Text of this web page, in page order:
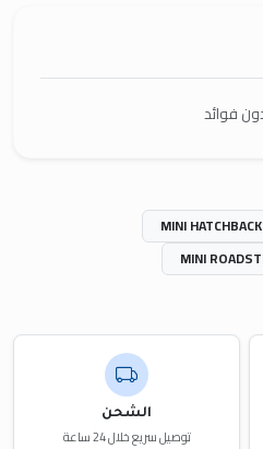
فوائد
MINI
MINI
الشحن
توصيل سريع خلال 24 ساعة